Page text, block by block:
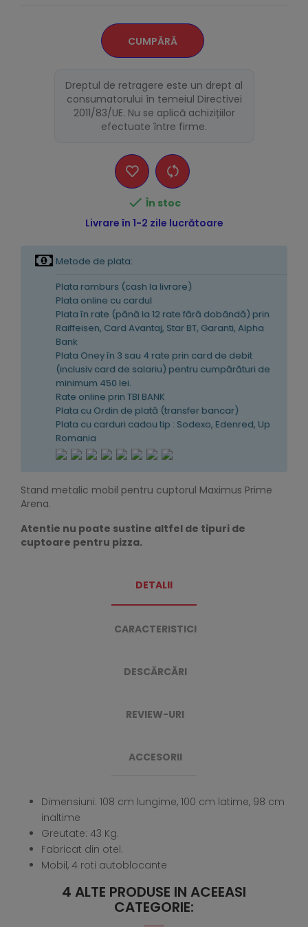
CUMPĂRĂ
Dreptul de retragere este un drept al
consumatorului în temeiul Directivei
2011/83/UE. Nu se aplică achizițiilor
efectuate între firme.
 În stoc
Livrare în 1-2 zile lucrătoare
Metode de plata:
Plata ramburs (cash la livrare)
Plata online cu cardul
Plata în rate (pănă la 12 rate fără dobândă) prin
Raiffeisen, Card Avantaj, Star BT, Garanti, Alpha
Bank
Plata Oney în 3 sau 4 rate prin card de debit
(inclusiv card de salariu) pentru cumpărături de
minimum 450 lei.
Rate online prin TBI BANK
Plata cu Ordin de plată (transfer bancar)
Plata cu carduri cadou tip : Sodexo, Edenred, Up
Romania
Stand metalic mobil pentru cuptorul Maximus Prime
Arena.
Atentie nu poate sustine altfel de tipuri de
cuptoare pentru pizza.
DETALII
CARACTERISTICI
DESCĂRCĂRI
REVIEW-URI
ACCESORII
Dimensiuni: 108 cm lungime, 100 cm latime, 98 cm
inaltime
Greutate: 43 Kg.
Fabricat din otel.
Mobil, 4 roti autoblocante
4 ALTE PRODUSE IN ACEEASI
CATEGORIE: